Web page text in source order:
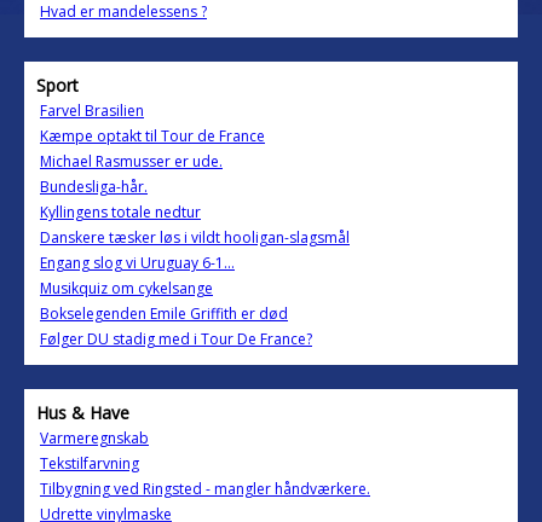
Hvad er mandelessens ?
Sport
Farvel Brasilien
Kæmpe optakt til Tour de France
Michael Rasmusser er ude.
Bundesliga-hår.
Kyllingens totale nedtur
Danskere tæsker løs i vildt hooligan-slagsmål
Engang slog vi Uruguay 6-1...
Musikquiz om cykelsange
Bokselegenden Emile Griffith er død
Følger DU stadig med i Tour De France?
Hus & Have
Varmeregnskab
Tekstilfarvning
Tilbygning ved Ringsted - mangler håndværkere.
Udrette vinylmaske